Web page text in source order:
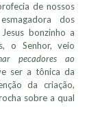
de nossos
dos
bonzinho a
o Senhor, veio
pecadores ao
ser a tônica da
da criação,
sobre a qual